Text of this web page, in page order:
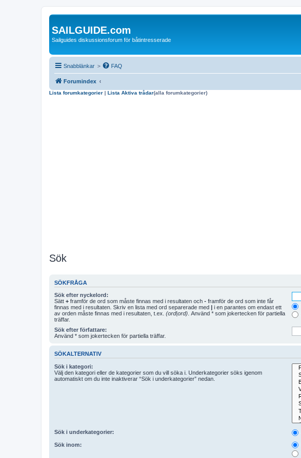
SAILGUIDE.com
Sailguides diskussionsforum för båtintresserade
Snabblänkar > FAQ
Forumindex
Lista forumkategorier | Lista Aktiva trådar(alla forumkategorier)
Sök
SÖKFRÅGA
Sök efter nyckelord:
Sätt + framför de ord som måste finnas med i resultaten och - framför de ord som inte får
finnas med i resultaten. Skriv en lista med ord separerade med | i en parantes om endast ett
av orden måste finnas med i resultaten, t.ex. (ord|ord) . Använd * som jokertecken för partiella
träffar.
Sök efter författare:
Använd * som jokertecken för partiella träffar.
SÖKALTERNATIV
Sök i kategori:
Välj den kategori eller de kategorier som du vill söka i. Underkategorier söks igenom
automatiskt om du inte inaktiverar “Sök i underkategorier” nedan.
Sök i underkategorier:
Sök inom: